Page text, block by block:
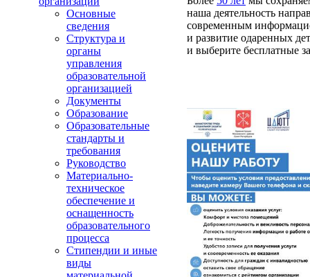
Основные
сведения
Структура и
органы
управления
образовательной
организацией
Документы
Образование
Образовательные
стандарты и
требования
Руководство
Материально-
техническое
обеспечение и
оснащенность
образовательного
процесса
Стипендии и иные
виды
наша деятельность
современным
и развитие одаренных
и выберите бесплатные